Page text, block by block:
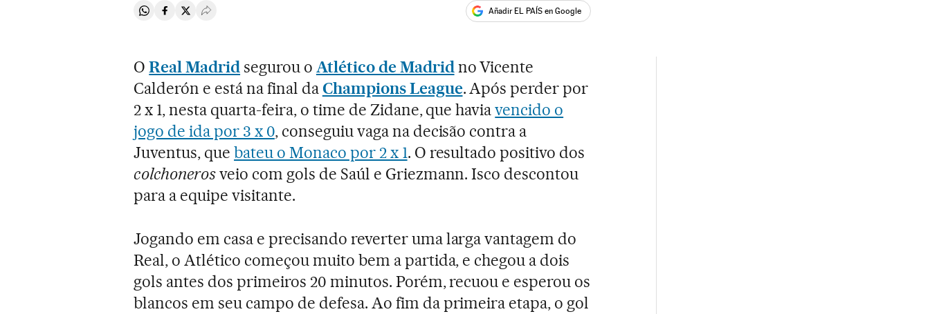
Compartir en Whatsapp
Compartir en Facebook
Compartir en Twitter
Desplegar Redes Sociales Añadir EL PAÍS en Google
OReal Madrid segurou o Atlético de Madridno Vicente
Calderón e está na final da Champions League. Após perder por
2 x 1, nesta quarta-feira, o time de Zidane, que haviavencido o
jogo de ida por 3 x 0, conseguiu vaga na decisão contra a
Juventus, quebateu o Monaco por 2 x 1. O resultado positivo dos
colchonerosveio com gols de Saúl e Griezmann. Isco descontou
para a equipe visitante.
Jogando em casa e precisando reverter uma larga vantagem do
Real, o Atlético começou muito bem a partida, e chegou a dois
gols antes dos primeiros 20 minutos. Porém, recuou e esperou os
blancos em seu campo de defesa. Ao fim da primeira etapa, o gol